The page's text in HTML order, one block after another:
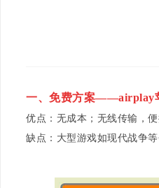
一、免费方案——airplay
优点：无成本；无线传输，便
缺点：大型游戏如现代战争